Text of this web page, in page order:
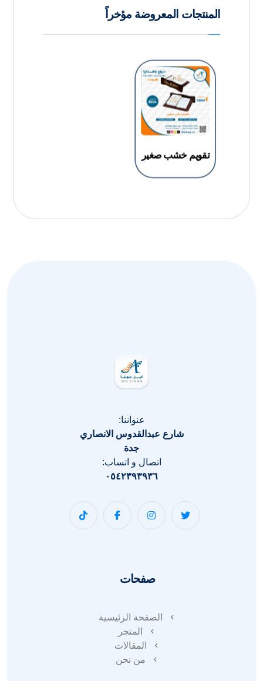
المنتجات المعروضة مؤخراً
تقويم خشب صغير
عنواننا:
شارع عبدالقدوس الانصاري
جدة
اتصال و اتساب:
٠٥٤٢٣٩٣٩٣٦
صفحات
الصفحة الرئيسية
المتجر
المقالات
من نحن